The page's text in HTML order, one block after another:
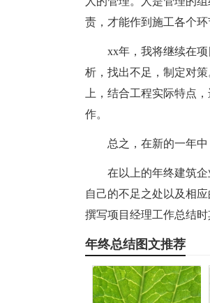
责，才能作到施工各个
xx年，我将继续在
析，找出不足，制定对
上，结合工程实际特点
作。
总之，在新的一年
在以上的年终建筑
自己的不足之处以及相
撰写项目经理工作总结时
年终总结图文推荐